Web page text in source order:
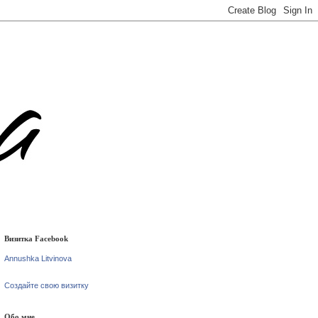
Визитка Facebook
Annushka Litvinova
Создайте свою визитку